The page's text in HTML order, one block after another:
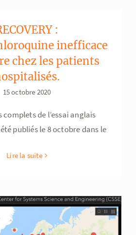
:
inefficace
chez les patients
15 octobre 2020
complets de l’essai anglais
été publiés le 8 octobre dans le
Lire la suite